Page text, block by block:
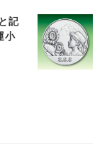
記
小